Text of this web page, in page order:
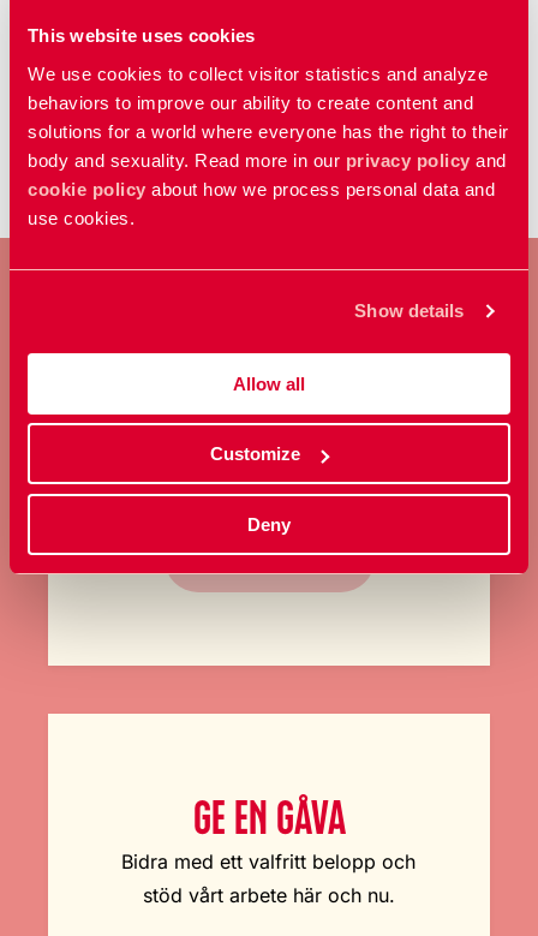
This website uses cookies
We use cookies to collect visitor statistics and analyze
behaviors to improve our ability to create content and
solutions for a world where everyone has the right to their
body and sexuality. Read more in our privacy policy and
cookie policy about how we process personal data and
use cookies.
Show details
Allow all
Customize
Deny
även borde finnas på engelska. –
missar en stor målgrupp som vill ta till sig
RFSU:s budskap och kunskap men som
inte kan på grund av språket. Med mer
material
Publicerad:1 februari 2018
1 ...
BLI MEDLEM
Ta ställning för allas rätt att
bestämma över sin kropp och
sexualitet.
Bli medlem
GE EN GÅVA
Bidra med ett valfritt belopp och
stöd vårt arbete här och nu.